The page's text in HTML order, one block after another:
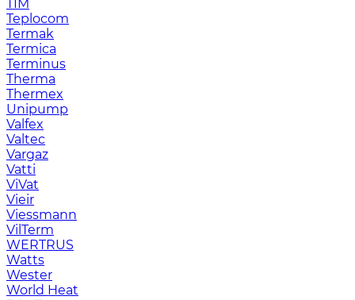
TIM
Teplocom
Termak
Termica
Terminus
Therma
Thermex
Unipump
Valfex
Valtec
Vargaz
Vatti
ViVat
Vieir
Viessmann
VilTerm
WERTRUS
Watts
Wester
World Heat